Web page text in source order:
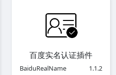
百度实名认证插件
BaiduRealName 1.1.2